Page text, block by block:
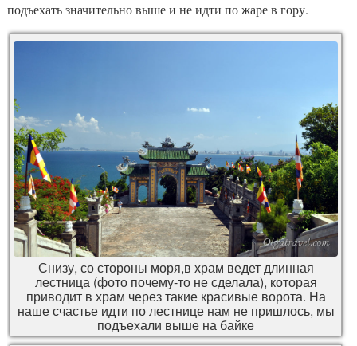
подъехать значительно выше и не идти по жаре в гору.
Снизу, со стороны моря,в храм ведет длинная
лестница (фото почему-то не сделала), которая
приводит в храм через такие красивые ворота. На
наше счастье идти по лестнице нам не пришлось, мы
подъехали выше на байке